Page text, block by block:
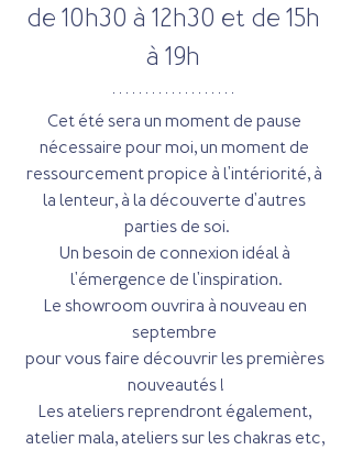
de 10h30 à 12h30 et de 15h
à 19h
Cet été sera un moment de pause
nécessaire pour moi, un moment de
ressourcement propice à l'intériorité, à
la lenteur, à la découverte d'autres
parties de soi.
Un besoin de connexion idéal à
l'émergence de l'inspiration.
Le showroom ouvrira à nouveau en
septembre
pour vous faire découvrir les premières
nouveautés !
Les ateliers reprendront également,
atelier mala, ateliers sur les chakras etc,